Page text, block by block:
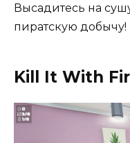
Высадитесь на
пиратскую добычу!
Kill It With